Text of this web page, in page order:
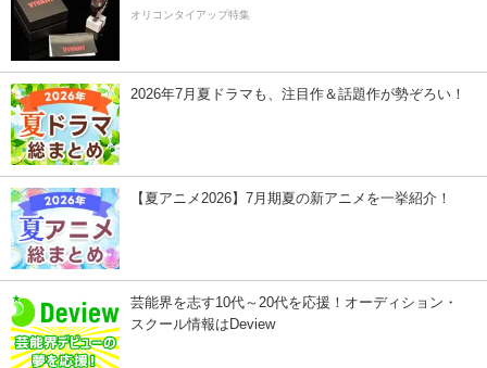
オリコンタイアップ特集
2026年7月夏ドラマも、注目作＆話題作が勢ぞろい！
【夏アニメ2026】7月期夏の新アニメを一挙紹介！
芸能界を志す10代～20代を応援！オーディション・
スクール情報はDeview